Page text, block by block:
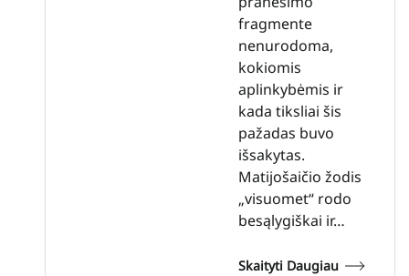
fragmente
nenurodoma,
kokiomis
aplinkybėmis ir
kada tiksliai šis
pažadas buvo
išsakytas.
Matijošaičio žodis
„visuomet“ rodo
besąlygiškai ir…
Skaityti Daugiau